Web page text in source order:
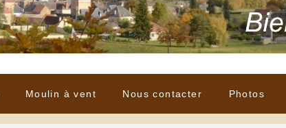
Moulin à vent Nous contacter Photos